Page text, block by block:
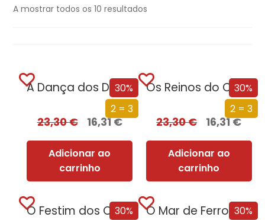
A mostrar todos os 10 resultados
30%
2 = 3
A Dança dos Dragões (Edição especial limitada)
23,30€ 16,31€
Adicionar ao
carrinho
30%
2 = 3
Os Reinos do Caos (Edição especial limitada)
23,30€ 16,31€
Adicionar ao
carrinho
30%
O Festim dos Corvos (Edição especial limitada)
30%
O Mar de Ferro (Edição especial limitada)